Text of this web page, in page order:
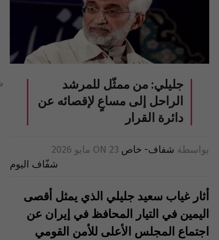
جليلي: من ممثّل للمرشد
الراحل إلى مساعٍ لإقصائه عن
دائرة القرار
بواسطة شفاف- خاص ON 23 مايو 2026
شفّاف اليوم
‏أثار غياب سعيد جليلي الذي يمثل أقصى
اليمين في التيار المحافظ في إيران عن
اجتماع المجلس الأعلى للأمن القومي